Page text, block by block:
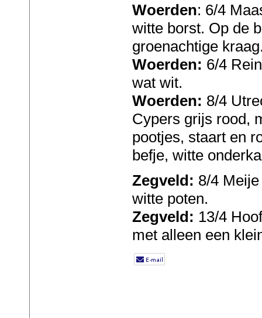
Woerden: 6/4
witte borst. Op de
groenachtige
Woerden: 6/4
wat wit.
Woerden: 8/4
Cypers grijs rood,
pootjes, staart en
befje, witte
Zegveld: 8/4
witte poten.
Zegveld: 13/4
met alleen een